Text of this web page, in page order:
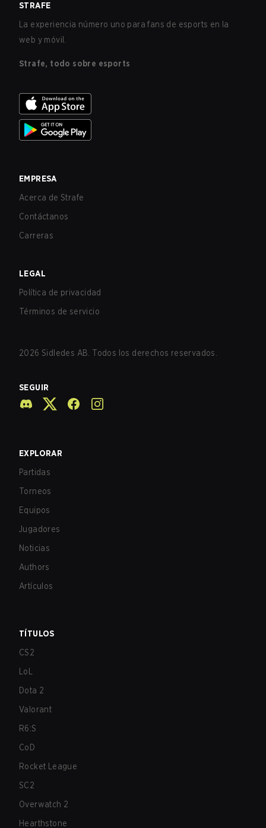
STRAFE
La experiencia número uno para fans de esports en la
web y móvil.
Strafe, todo sobre esports
EMPRESA
Acerca de Strafe
Contáctanos
Carreras
LEGAL
Política de privacidad
Términos de servicio
2026 Sidledes AB. Todos los derechos reservados.
SEGUIR
EXPLORAR
Partidas
Torneos
Equipos
Jugadores
Noticias
Authors
Artículos
TÍTULOS
CS2
LoL
Dota 2
Valorant
R6:S
CoD
Rocket League
SC2
Overwatch 2
Hearthstone